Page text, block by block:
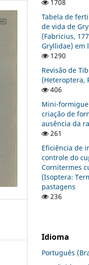
1708
Tabela de
de vida de
(Fabricius,
Gryllidae) em
1290
Revisão de
(Heteroptera,
406
Mini-
criação de
ausência da
261
Eficiência de
controle do
Cornitermes
(Isoptera:
pastagens
236
Idioma
Português